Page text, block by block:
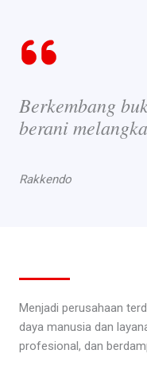
Berkembang
berani
Rakkendo
Menjadi perusahaan
daya manusia dan
profesional, dan